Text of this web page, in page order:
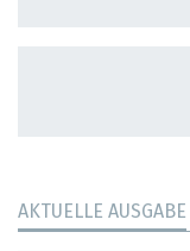
AKTUELLE AUSGABE